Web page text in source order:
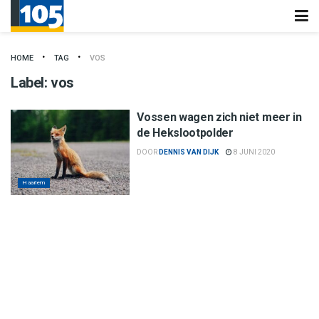
HOME TAG VOS
Label:vos
Haarlem
Vossen wagen zich niet meer in
de Hekslootpolder
DOOR DENNIS VAN DIJK 8 JUNI 2020